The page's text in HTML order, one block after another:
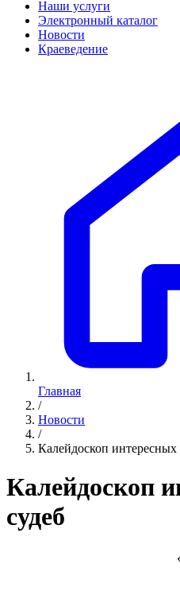
Наши услуги
Электронный каталог
Новости
Краеведение
Главная
/
Новости
/
Калейдоскоп интересных
Калейдоскоп
судеб